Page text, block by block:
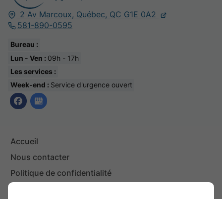
2 Av Marcoux, Québec, QC G1E 0A2
581-890-0595
Bureau :
Lun - Ven : 09h - 17h
Les services :
Week-end : Service d'urgence ouvert
Accueil
Nous contacter
Politique de confidentialité